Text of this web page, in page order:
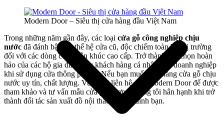
Modern Door – Siêu thị cửa hàng đầu Việt Nam
Trong những năm gần đây, các loại cửa gỗ công nghiệp chịu
nước đã đánh bật các thế hệ cửa cũ, độc chiếm toàn bộ thị trường
đối với các dòngcửa
phân khúc cao cấp. Trở thành lựa chọn hoàn
hảo của các hộ gia đình, các khách hàng cá nhân hay doanh nghiệp
khi sử dụng cửa thông phòng. Nếu bạn muốn đặt hàng cửa gỗ chịu
nước uy tín, chất lượng. Vui lòng liên hệ cho Modern Door để được
tham khảo và tư vấn mẫu cửa phù hợp. Chúng tôi hân hạnh khi trở
thành đối tác sản xuất đồ nội thất cho gia đình bạn.